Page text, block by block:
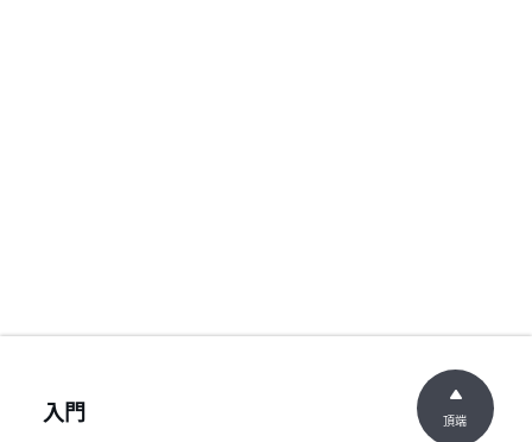
入門 頂端